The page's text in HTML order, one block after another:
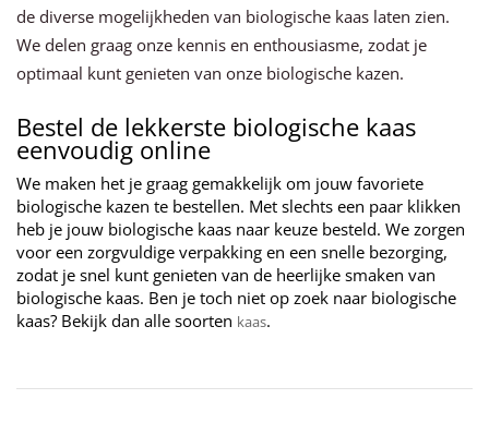
de diverse mogelijkheden van biologische kaas laten zien.
We delen graag onze kennis en enthousiasme, zodat je
optimaal kunt genieten van onze biologische kazen.
Bestel de lekkerste biologische kaas
eenvoudig online
We maken het je graag gemakkelijk om jouw favoriete
biologische kazen te bestellen. Met slechts een paar klikken
heb je jouw biologische kaas naar keuze besteld. We zorgen
voor een zorgvuldige verpakking en een snelle bezorging,
zodat je snel kunt genieten van de heerlijke smaken van
biologische kaas. Ben je toch niet op zoek naar biologische
kaas? Bekijk dan alle soorten kaas.